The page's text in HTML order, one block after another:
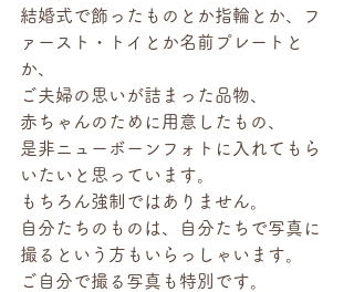
結婚式で飾ったものとか指輪とか、フ
ァースト・トイとか名前プレートと
か、
ご夫婦の思いが詰まった品物、
赤ちゃんのために用意したもの、
是非ニューボーンフォトに入れてもら
いたいと思っています。
もちろん強制ではありません。
自分たちのものは、自分たちで写真に
撮るという方もいらっしゃいます。
ご自分で撮る写真も特別です。